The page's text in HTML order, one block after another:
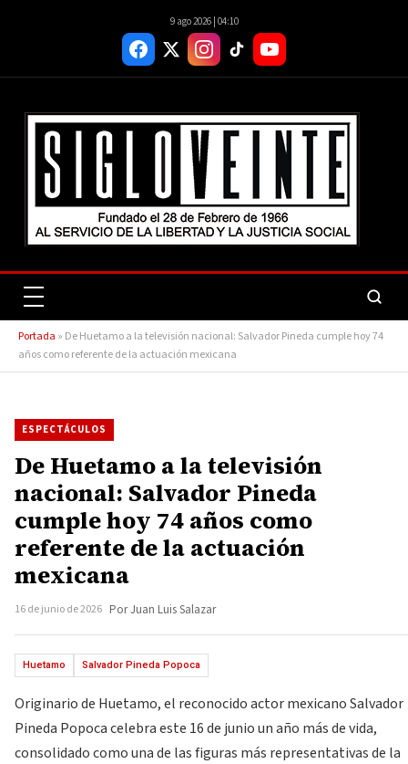
9 ago 2026 | 04:10
Portada » De Huetamo a la televisión nacional: Salvador Pineda cumple hoy 74
años como referente de la actuación mexicana
ESPECTÁCULOS
De Huetamo a la televisión
nacional: Salvador Pineda
cumple hoy 74 años como
referente de la actuación
mexicana
16 de junio de 2026 Por Juan Luis Salazar
Huetamo Salvador Pineda Popoca
Originario de Huetamo, el reconocido actor mexicano Salvador
Pineda Popoca celebra este 16 de junio un año más de vida,
consolidado como una de las figuras más representativas de la